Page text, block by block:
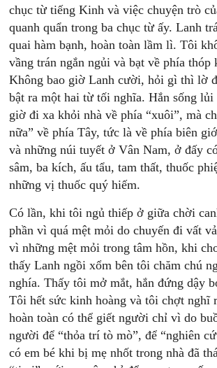
chục từ tiếng Kinh và việc chuyện trò
quanh quẩn trong ba chục từ ấy. Lanh
quai hàm bạnh, hoàn toàn lầm lì. Tôi
vầng trán ngắn ngủi và bạt về phía thóp
Không bao giờ Lanh cười, hỏi gì thì lờ
bật ra một hai từ tối nghĩa. Hắn sống lủi
giờ đi xa khỏi nhà về phía “xuôi”, mà
nữa” về phía Tây, tức là về phía biên
và những núi tuyết ở Vân Nam, ở đấy
sâm, ba kích, ấu tẩu, tam thất, thuốc
những vị thuốc quý hiếm.
Có lần, khi tôi ngủ thiếp ở giữa chời
phần vì quá mệt mỏi do chuyến đi vất
vì những mệt mỏi trong tâm hồn, khi
thấy Lanh ngồi xổm bên tôi chăm chú
nghía. Thấy tôi mở mắt, hắn đứng dậy
Tôi hết sức kinh hoàng và tôi chợt nghĩ
hoàn toàn có thể giết người chỉ vì do
người để “thỏa trí tò mò”, để “nghiên
có em bé khi bị mẹ nhốt trong nhà đã